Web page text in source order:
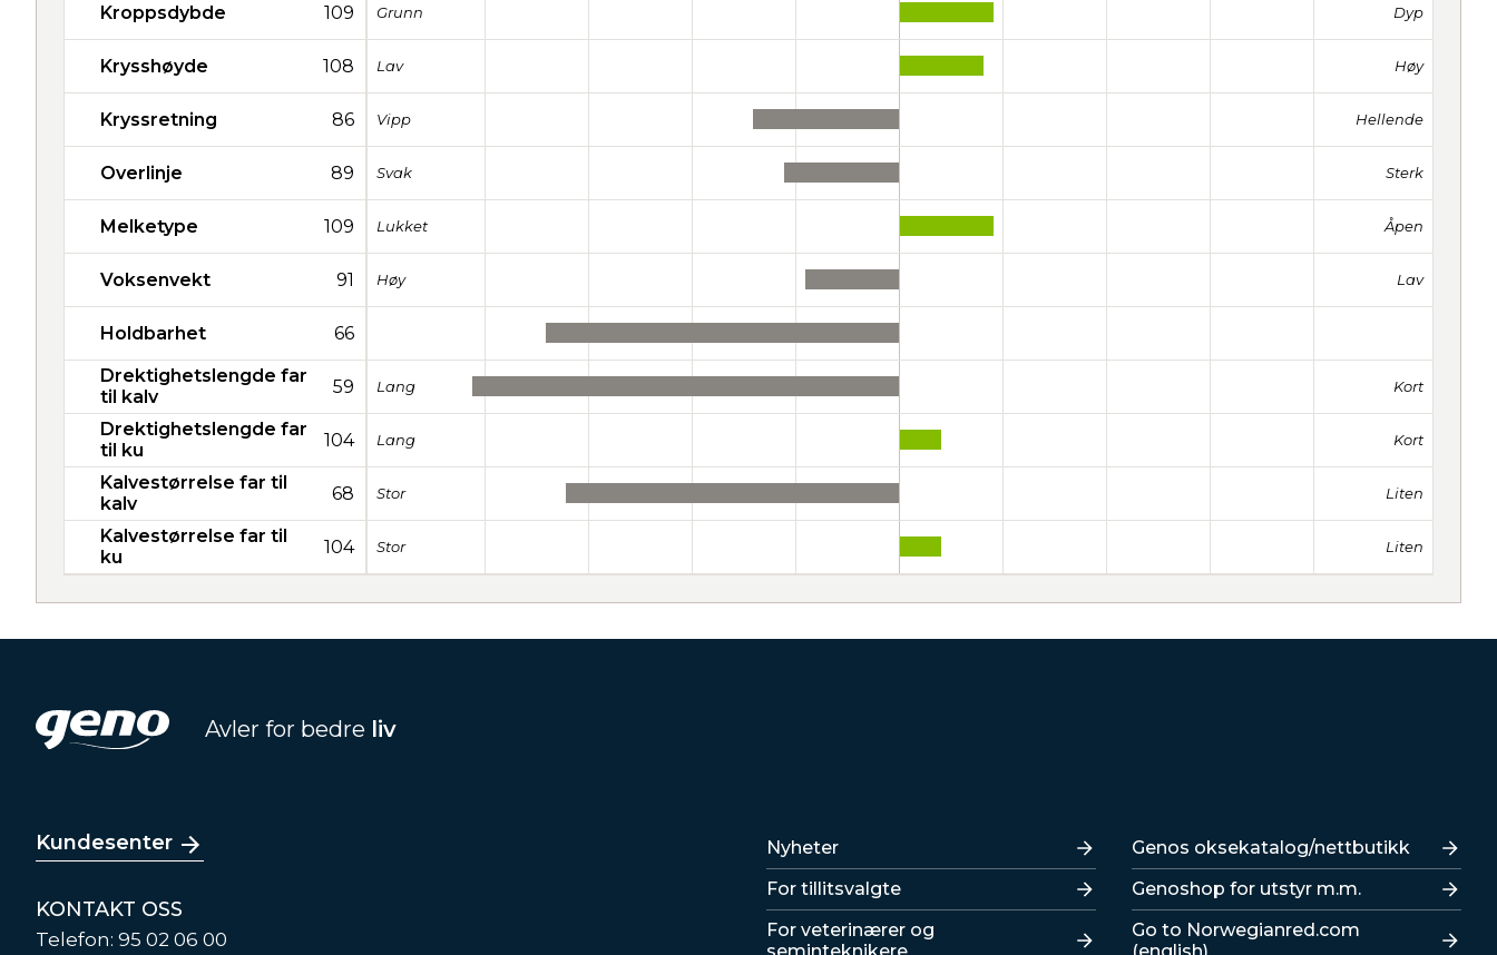
Kroppsdybde 109 Grunn Dyp
Krysshøyde 108 Lav Høy
Kryssretning 86 Vipp Hellende
Overlinje 89 Svak Sterk
Melketype 109 Lukket Åpen
Voksenvekt 91 Høy Lav
Holdbarhet 66
Drektighetslengde far
til kalv
59 Lang Kort
Drektighetslengde far
til ku
104 Lang Kort
Kalvestørrelse far til
kalv
68 Stor Liten
Kalvestørrelse far til
ku
104 Stor Liten
Avler for bedre liv
Kundesenter
KONTAKT OSS
Telefon: 95 02 06 00
Lenker
Nyheter
For tillitsvalgte
For veterinærer og
seminteknikere
Lenker
Genos oksekatalog/nettbutikk
Genoshop for utstyr m.m.
Go to Norwegianred.com
(english)